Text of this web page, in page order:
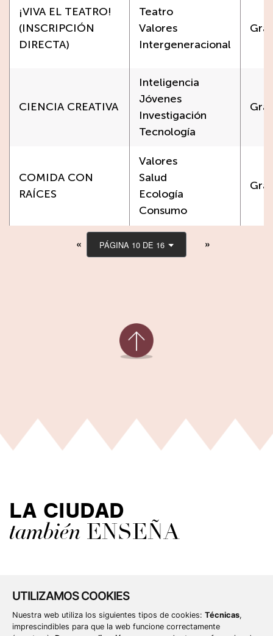
UTILIZAMOS COOKIES
Nuestra web utiliza los siguientes tipos de cookies: Técnicas,
imprescindibles para que la web funcione correctamente
¡VIVA EL TEATRO!
(INSCRIPCIÓN
DIRECTA)
Teatro
Valores
Intergeneracional
CIENCIA CREATIVA
Inteligencia
Jóvenes
Investigación
Tecnología
COMIDA CON
RAÍCES
Valores
Salud
Ecología
Consumo
PÁGINA 10 DE 16
LA CIUDAD
también ENSEÑA